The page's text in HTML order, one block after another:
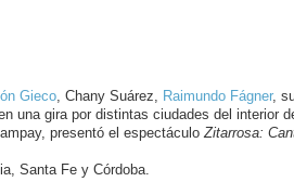
Gieco, Chany Suárez, Raimundo Fágner,
una gira por distintas ciudades del interior
presentó el espectáculoZitarrosa:
Santa Fe y Córdoba.